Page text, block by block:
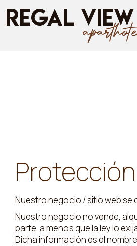
Nuestro negocio / sitio web se
Nuestro negocio no vende,
parte, a menos que la ley lo
Dicha información es el